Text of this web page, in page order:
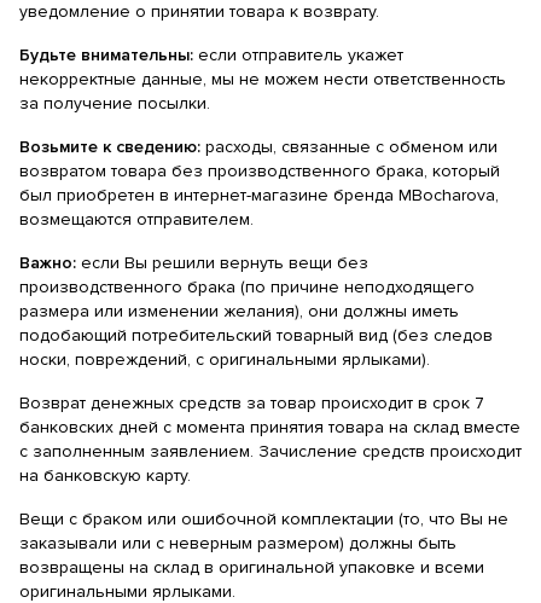
уведомление о принятии товара к возврату.
Будьте внимательны: если отправитель укажет
некорректные данные, мы не можем нести ответственность
за получение посылки.
Возьмите к сведению: расходы, связанные с обменом или
возвратом товара без производственного брака, который
был приобретен в интернет-магазине бренда MBocharova,
возмещаются отправителем.
Важно: если Вы решили вернуть вещи без
производственного брака (по причине неподходящего
размера или изменении желания), они должны иметь
подобающий потребительский товарный вид (без следов
носки, повреждений, с оригинальными ярлыками).
Возврат денежных средств за товар происходит в срок 7
банковских дней с момента принятия товара на склад вместе
с заполненным заявлением. Зачисление средств происходит
на банковскую карту.
Вещи с браком или ошибочной комплектации (то, что Вы не
заказывали или с неверным размером) должны быть
возвращены на склад в оригинальной упаковке и всеми
оригинальными ярлыками.